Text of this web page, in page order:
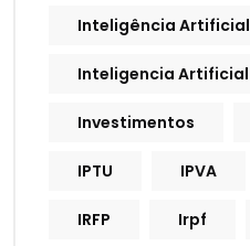
Inteligência Artificial
Inteligencia Artificial
Investimentos
IPTU IPVA
IRFP Irpf